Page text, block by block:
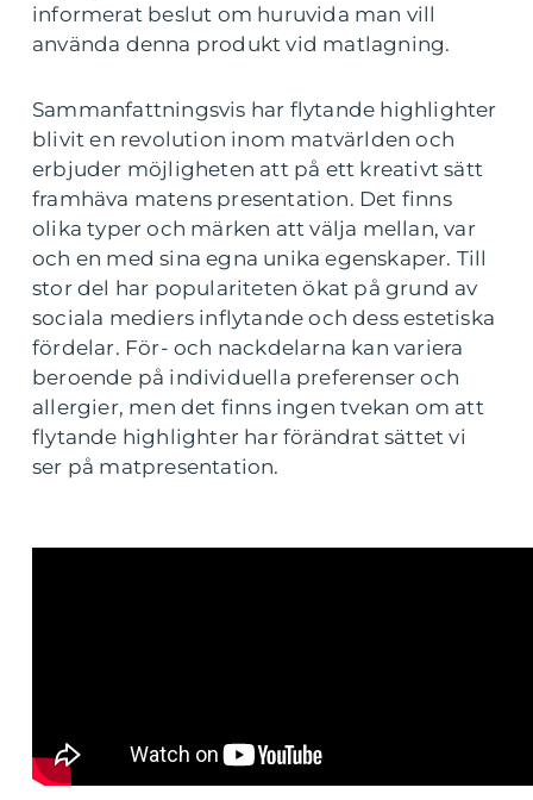
informerat beslut om huruvida man vill
använda denna produkt vid matlagning.
Sammanfattningsvis har flytande highlighter
blivit en revolution inom matvärlden och
erbjuder möjligheten att på ett kreativt sätt
framhäva matens presentation. Det finns
olika typer och märken att välja mellan, var
och en med sina egna unika egenskaper. Till
stor del har populariteten ökat på grund av
sociala mediers inflytande och dess estetiska
fördelar. För- och nackdelarna kan variera
beroende på individuella preferenser och
allergier, men det finns ingen tvekan om att
flytande highlighter har förändrat sättet vi
ser på matpresentation.